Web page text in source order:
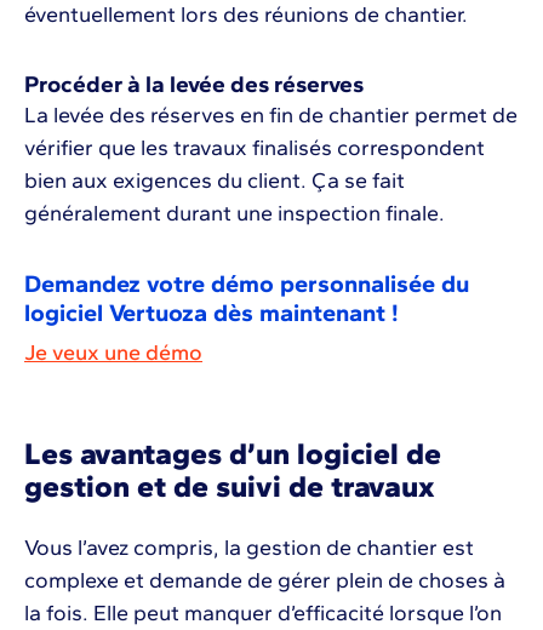
éventuellement lors des réunions de chantier.
Procéder à la levée des réserves
La levée des réserves en fin de chantier permet de
vérifier que les travaux finalisés correspondent
bien aux exigences du client. Ça se fait
généralement durant une inspection finale.
Demandez votre démo personnalisée du
logiciel Vertuoza dès maintenant !
Je veux une démo
Les avantages d’un logiciel de
gestion et de suivi de travaux
Vous l’avez compris, la gestion de chantier est
complexe et demande de gérer plein de choses à
la fois. Elle peut manquer d’efficacité lorsque l’on